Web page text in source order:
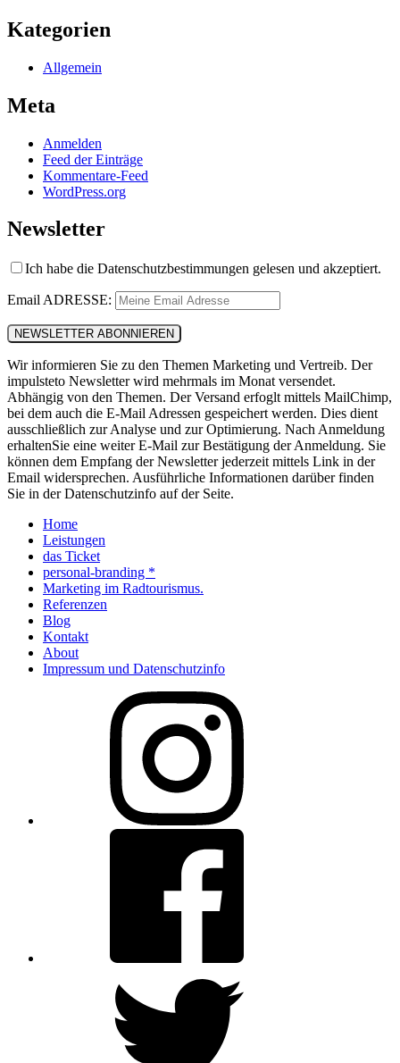
Kategorien
Allgemein
Meta
Anmelden
Feed der Einträge
Kommentare-Feed
WordPress.org
Newsletter
Ich habe die Datenschutzbestimmungen gelesen und akzeptiert.
Email ADRESSE:
Wir informieren Sie zu den Themen Marketing und Vertreib. Der
impulsteto Newsletter wird mehrmals im Monat versendet.
Abhängig von den Themen. Der Versand erfoglt mittels MailChimp,
bei dem auch die E-Mail Adressen gespeichert werden. Dies dient
ausschließlich zur Analyse und zur Optimierung. Nach Anmeldung
erhaltenSie eine weiter E-Mail zur Bestätigung der Anmeldung. Sie
können dem Empfang der Newsletter jederzeit mittels Link in der
Email widersprechen. Ausführliche Informationen darüber finden
Sie in der Datenschutzinfo auf der Seite.
Home
Leistungen
das Ticket
personal-branding *
Marketing im Radtourismus.
Referenzen
Blog
Kontakt
About
Impressum und Datenschutzinfo